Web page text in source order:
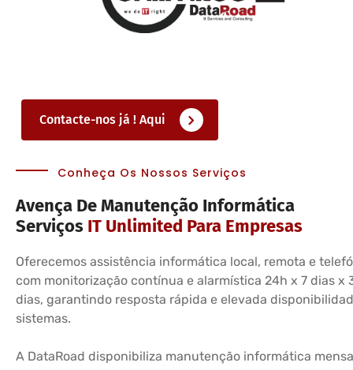
Contacte-nos já ! Aqui
Conheça Os Nossos Serviços
Avença De Manutenção Informática
Serviços IT Unlimited Para Empresas
Oferecemos assistência informática local, remota e
com monitorização contínua e alarmística 24h x 7 dias x
dias, garantindo resposta rápida e elevada
sistemas.
A DataRoad disponibiliza manutenção informática